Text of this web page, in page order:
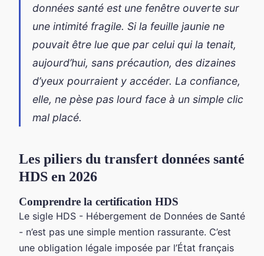
données santé est une fenêtre ouverte sur
une intimité fragile. Si la feuille jaunie ne
pouvait être lue que par celui qui la tenait,
aujourd’hui, sans précaution, des dizaines
d’yeux pourraient y accéder. La confiance,
elle, ne pèse pas lourd face à un simple clic
mal placé.
Les piliers du transfert données santé
HDS en 2026
Comprendre la certification HDS
Le sigle HDS - Hébergement de Données de Santé
- n’est pas une simple mention rassurante. C’est
une obligation légale imposée par l’État français